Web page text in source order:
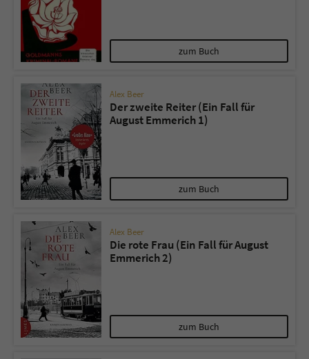
zum Buch
Alex Beer
Der zweite Reiter (Ein Fall für
August Emmerich 1)
zum Buch
Alex Beer
Die rote Frau (Ein Fall für August
Emmerich 2)
zum Buch